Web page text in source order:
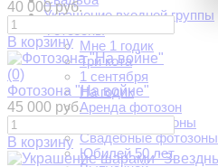
Украшение входной группы
Фотозоны
Мне 1 годик
Три кота
1 сентября
На годик
Аренда фотозон
Детские фотозоны
Свадебные фотозоны
Юбилей 50 лет
40 000 руб.
В корзину
(0)
Фотозона "На войне"
45 000 руб.
В корзину